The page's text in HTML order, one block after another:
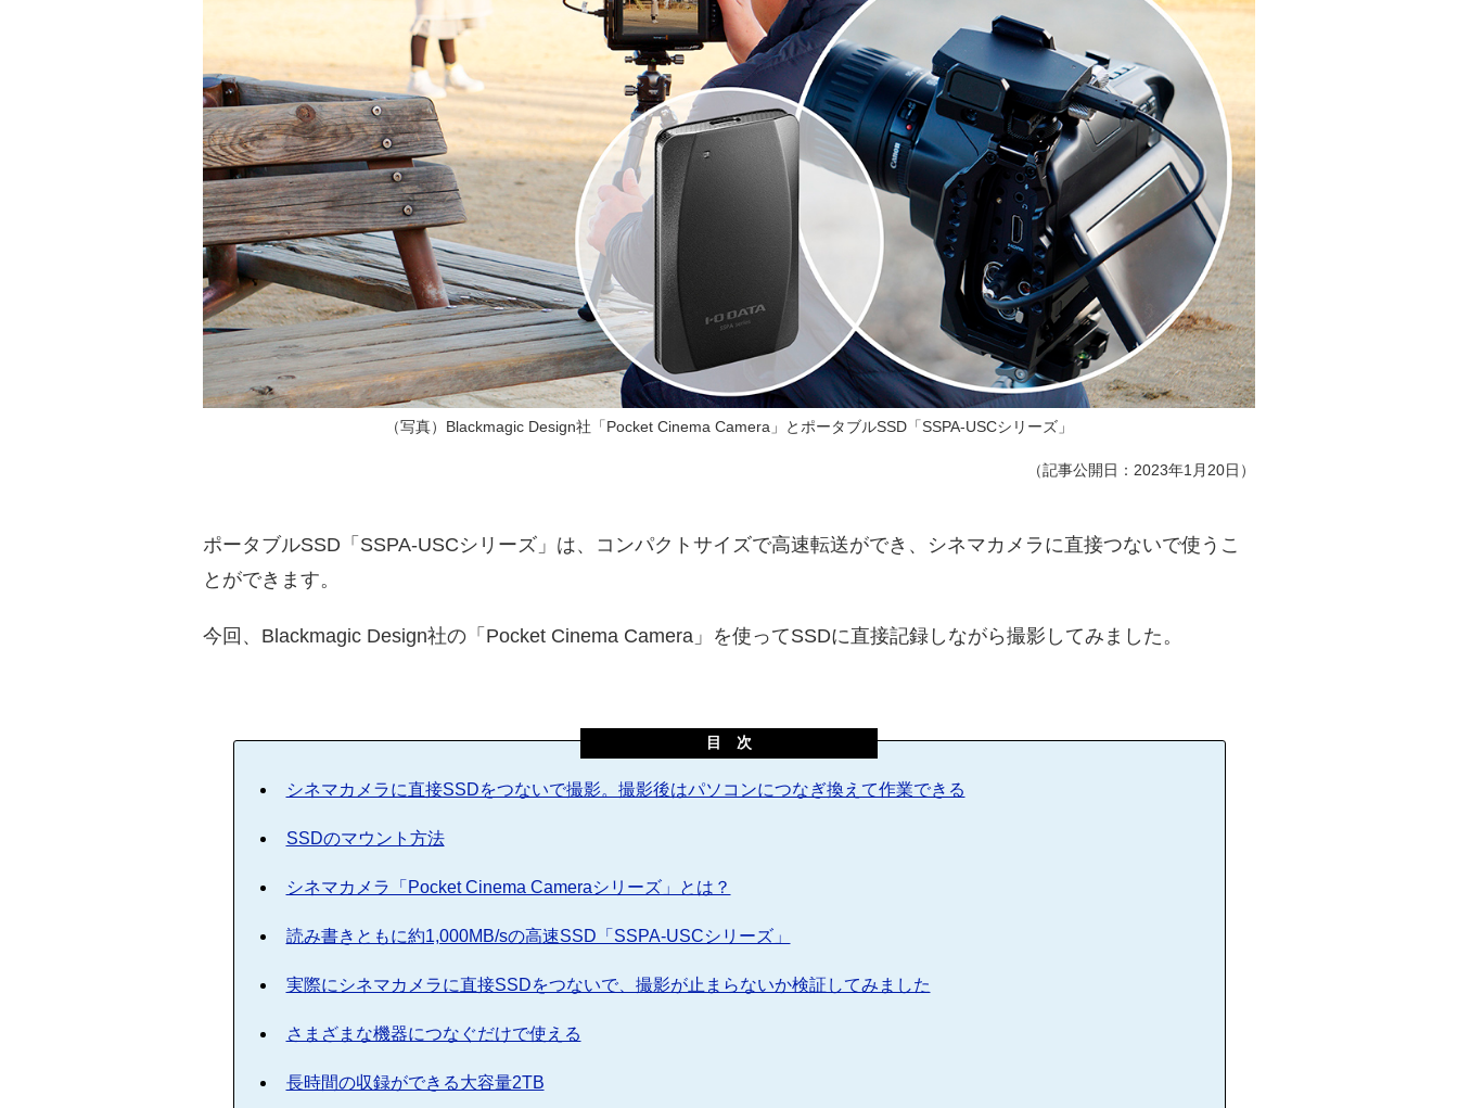
（写真）Blackmagic Design社「Pocket Cinema Camera」とポータブルSSD「SSPA-USCシリーズ」
（記事公開日：2023年1月20日）
ポータブルSSD「SSPA-USCシリーズ」は、コンパクトサイズで高速転送ができ、シネマカメラに直接つないで使うこ
とができます。
今回、Blackmagic Design社の「Pocket Cinema Camera」を使ってSSDに直接記録しながら撮影してみました。
目 次
シネマカメラに直接SSDをつないで撮影。撮影後はパソコンにつなぎ換えて作業できる
SSDのマウント方法
シネマカメラ「Pocket Cinema Cameraシリーズ」とは？
読み書きともに約1,000MB/sの高速SSD「SSPA-USCシリーズ」
実際にシネマカメラに直接SSDをつないで、撮影が止まらないか検証してみました
さまざまな機器につなぐだけで使える
長時間の収録ができる大容量2TB